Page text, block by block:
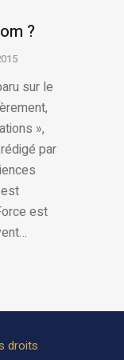
?
sur le
»,
par
est
droits